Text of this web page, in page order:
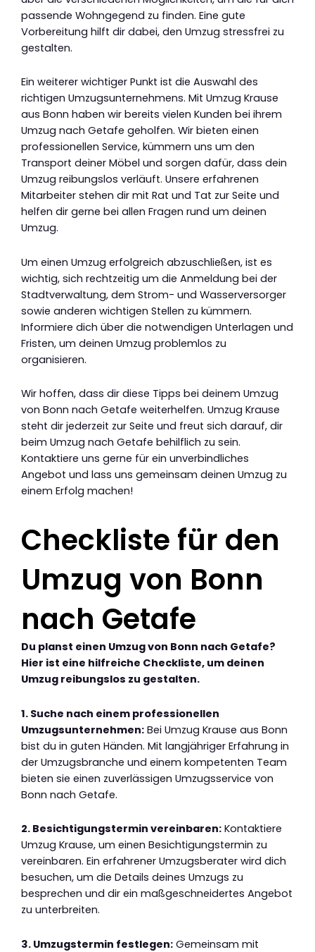
passende Wohngegend zu finden. Eine gute
Vorbereitung hilft dir dabei, den Umzug stressfrei zu
gestalten.
Ein weiterer wichtiger Punkt ist die Auswahl des
richtigen Umzugsunternehmens. Mit Umzug Krause
aus Bonn haben wir bereits vielen Kunden bei ihrem
Umzug nach Getafe geholfen. Wir bieten einen
professionellen Service, kümmern uns um den
Transport deiner Möbel und sorgen dafür, dass dein
Umzug reibungslos verläuft. Unsere erfahrenen
Mitarbeiter stehen dir mit Rat und Tat zur Seite und
helfen dir gerne bei allen Fragen rund um deinen
Umzug.
Um einen Umzug erfolgreich abzuschließen, ist es
wichtig, sich rechtzeitig um die Anmeldung bei der
Stadtverwaltung, dem Strom- und Wasserversorger
sowie anderen wichtigen Stellen zu kümmern.
Informiere dich über die notwendigen Unterlagen und
Fristen, um deinen Umzug problemlos zu
organisieren.
Wir hoffen, dass dir diese Tipps bei deinem Umzug
von Bonn nach Getafe weiterhelfen. Umzug Krause
steht dir jederzeit zur Seite und freut sich darauf, dir
beim Umzug nach Getafe behilflich zu sein.
Kontaktiere uns gerne für ein unverbindliches
Angebot und lass uns gemeinsam deinen Umzug zu
einem Erfolg machen!
Checkliste für den
Umzug von Bonn
nach Getafe
Du planst einen Umzug von Bonn nach Getafe?
Hier ist eine hilfreiche Checkliste, um deinen
Umzug reibungslos zu gestalten.
1. Suche nach einem professionellen
Umzugsunternehmen: Bei Umzug Krause aus Bonn
bist du in guten Händen. Mit langjähriger Erfahrung in
der Umzugsbranche und einem kompetenten Team
bieten sie einen zuverlässigen Umzugsservice von
Bonn nach Getafe.
2. Besichtigungstermin vereinbaren: Kontaktiere
Umzug Krause, um einen Besichtigungstermin zu
vereinbaren. Ein erfahrener Umzugsberater wird dich
besuchen, um die Details deines Umzugs zu
besprechen und dir ein maßgeschneidertes Angebot
zu unterbreiten.
3. Umzugstermin festlegen: Gemeinsam mit